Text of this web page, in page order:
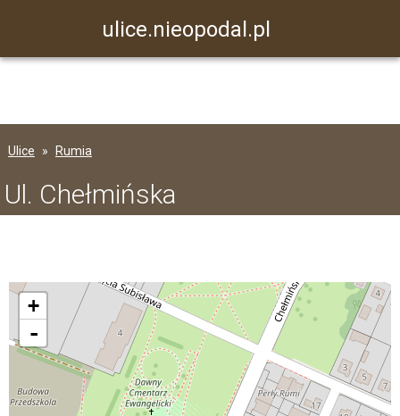
ulice.nieopodal.pl
Ulice Rumia
Ul. Chełmińska
+
-